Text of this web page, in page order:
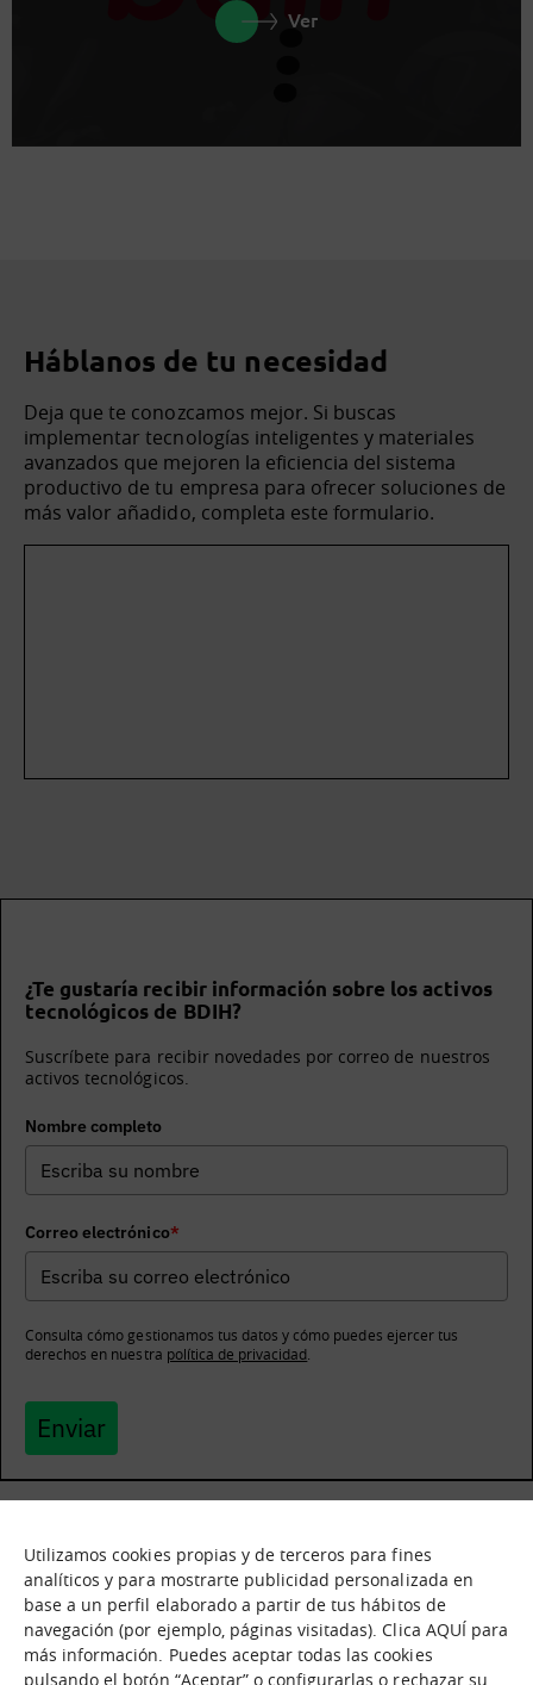
Utilizamos cookies propias y de terceros para fines
analíticos y para mostrarte publicidad personalizada en
base a un perfil elaborado a partir de tus hábitos de
navegación (por ejemplo, páginas visitadas). Clica AQUÍ para
más información. Puedes aceptar todas las cookies
pulsando el botón “Aceptar” o configurarlas o rechazar su
Ver
Háblanos de tu necesidad
Deja que te conozcamos mejor. Si buscas
implementar tecnologías inteligentes y materiales
avanzados que mejoren la eficiencia del sistema
productivo de tu empresa para ofrecer soluciones de
más valor añadido, completa este formulario.
¿Te gustaría recibir información sobre los activos
tecnológicos de BDIH?
Suscríbete para recibir novedades por correo de nuestros
activos tecnológicos.
Nombre completo
Correo electrónico*
Consulta cómo gestionamos tus datos y cómo puedes ejercer tus
derechos en nuestra política de privacidad
Enviar
Qué es
Nodos
Nuestra oferta
Catálogo de activos
Jornadas de inmersión
Experiencias
Contáctanos